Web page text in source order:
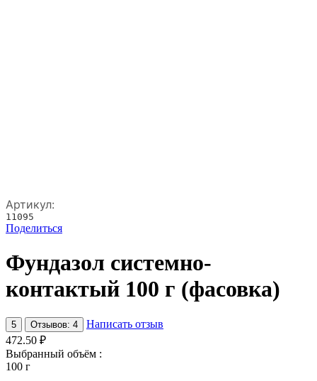
Артикул:
11095
Поделиться
Фундазол системно-
контактый 100 г (фасовка)
5 Отзывов: 4
Написать отзыв
472.50 ₽
Выбранный объём :
100 г